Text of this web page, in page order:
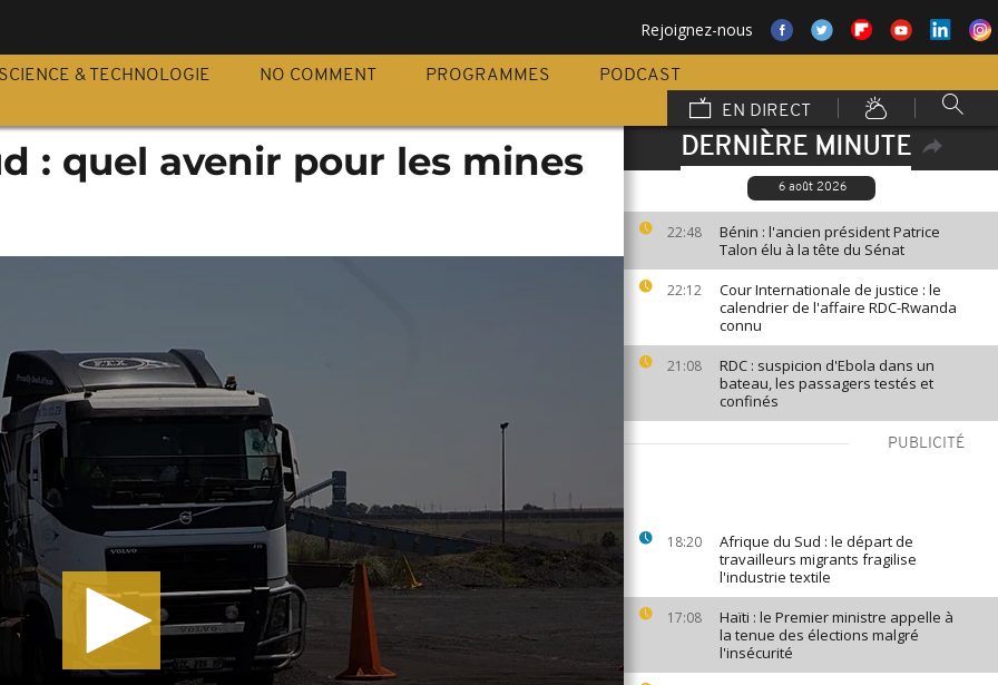
Rejoignez-nous
SCIENCE & TECHNOLOGIE NO COMMENT PROGRAMMES
PODCAST
EN DIRECT
DERNIÈRE MINUTE
6 août 2026
22:48
Bénin : l'ancien président Patrice
Talon élu à la tête du Sénat
22:12
Cour Internationale de justice : le
calendrier de l'affaire RDC-Rwanda
connu
21:08
RDC : suspicion d'Ebola dans un
bateau, les passagers testés et
confinés
PUBLICITÉ
18:20
Afrique du Sud : le départ de
travailleurs migrants fragilise
l'industrie textile
17:08
Haïti : le Premier ministre appelle à
la tenue des élections malgré
l'insécurité
: quel avenir pour les mines